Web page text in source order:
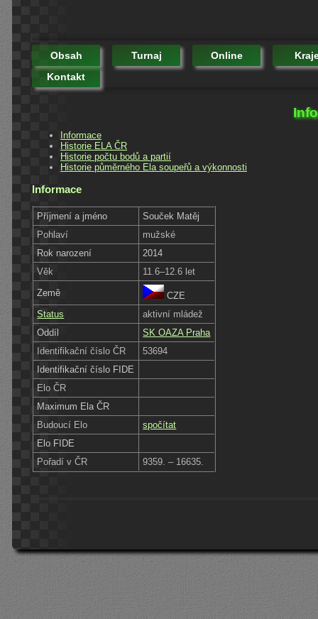
Obsah Turnaj Online
Kontakt
Informace
Historie ELA ČR
Historie počtu bodů a partií
Historie půměrného Ela soupeřů a výkonnosti
Informace
Příjmení a jméno
Souček Matěj
Pohlaví
mužské
Rok narození
2014
Věk
11.6–12.6 let
Země
CZE
Status
aktivní mládež
Oddíl
SK OAZA Praha
Identifikační číslo ČR
53694
Identifikační číslo FIDE
Elo ČR
Maximum Ela ČR
Budoucí Elo
spočítat
Elo FIDE
Pořadí v ČR
9359. – 16635.